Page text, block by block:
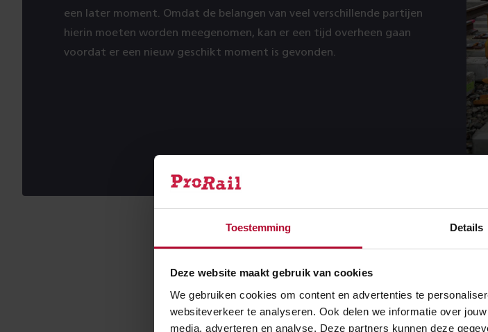
Toestemming Details
Deze website maakt gebruik van cookies
We gebruiken cookies om content en advertenties te
websiteverkeer te analyseren. Ook delen we informatie over
media, adverteren en analyse. Deze partners kunnen deze
een later moment. Omdat de belangen van veel verschillende partijen
hierin moeten worden meegenomen, kan er een tijd overheen gaan
voordat er een nieuw geschikt moment is gevonden.
Ver vooruit
Een TVP is een reservering in de tijd en ruimte
gepland, zowel nachtelijk onderhoud als grote
en uitbreiden van het spoor, het vernieuwen van